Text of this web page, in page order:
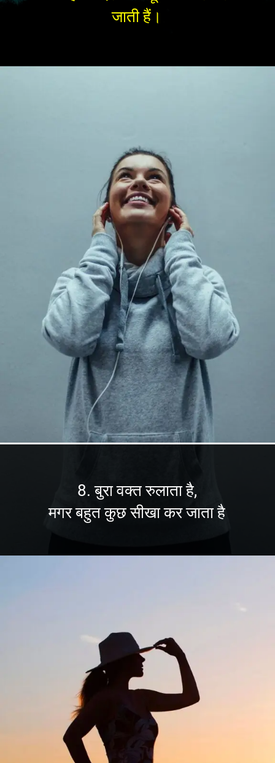
जाती हैं।
8. बुरा वक्त रुलाता है,
मगर बहुत कुछ सीखा कर जाता है